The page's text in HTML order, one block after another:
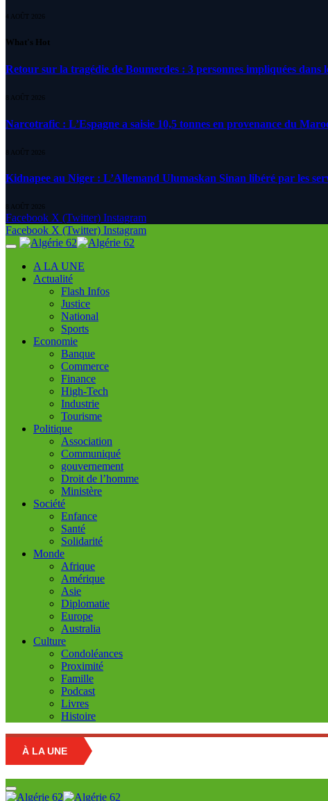
4 AOÛT 2026
What's Hot
Retour sur la tragédie de Boumerdes : 3 personnes impliquées dans
8 AOÛT 2026
Narcotrafic : L’Espagne a saisie 10,5 tonnes en provenance du
8 AOÛT 2026
Kidnapee au Niger : L’Allemand Ulumaskan Sinan libéré par les
8 AOÛT 2026
Facebook X (Twitter) Instagram
Facebook X (Twitter) Instagram
A LA UNE
Actualité
Flash Infos
Justice
National
Sports
Economie
Banque
Commerce
Finance
High-Tech
Industrie
Tourisme
Politique
Association
Communiqué
gouvernement
Droit de l’homme
Ministère
Société
Enfance
Santé
Solidarité
Monde
Afrique
Amérique
Asie
Diplomatie
Europe
Australia
Culture
Condoléances
Proximité
Famille
Podcast
Livres
Histoire
À LA UNE